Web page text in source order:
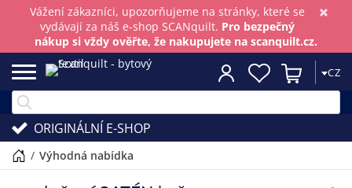
×
Vážení zákazníci, upozorňujeme na stránky, které se
vydávají za náš e-shop SCANquilt. Pro bezpečný
nákup si vždy ověřte, že nakupujete na scanquilt.cz.
CZ
ORIGINÁLNÍ E-SHOP
/ výhodná nabídka